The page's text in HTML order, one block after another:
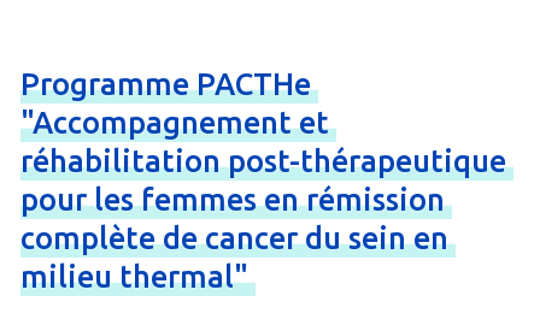
ProgrammePACTHe
"Accompagnementet
réhabilitationpost-thérapeutique
pourlesfemmesenrémission
complètedecancerduseinen
milieuthermal"